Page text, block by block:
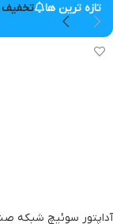
تازه ترین ها تخفیف
آداپتور سوئیچ شبکه